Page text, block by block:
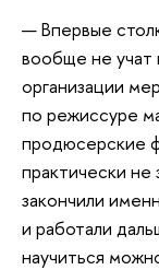
— Впервые
вообще не учат
организации
по режиссуре
продюсерские
практически
закончили
и работали
научиться